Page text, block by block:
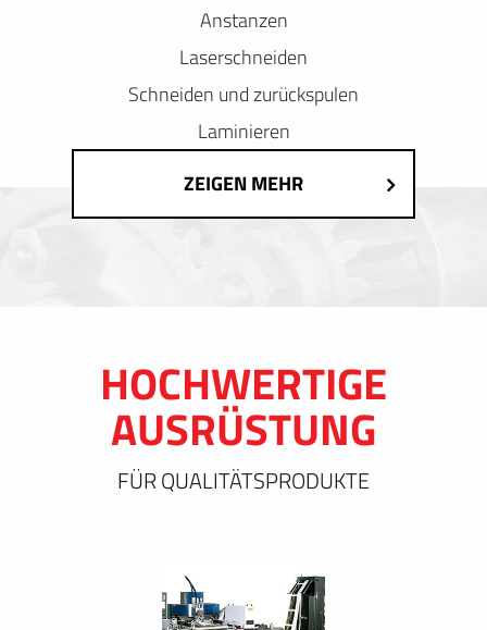
Anstanzen
Laserschneiden
Schneiden und zurückspulen
Laminieren
ZEIGEN MEHR
HOCHWERTIGE
AUSRÜSTUNG
FÜR QUALITÄTSPRODUKTE